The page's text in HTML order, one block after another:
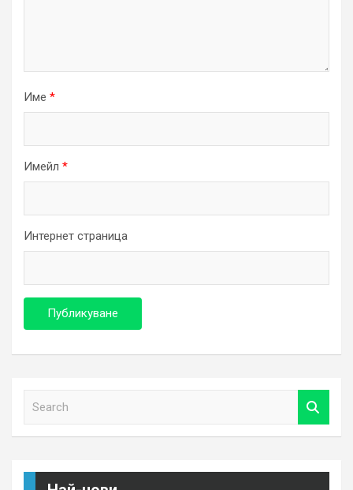
Име *
Имейл *
Интернет страница